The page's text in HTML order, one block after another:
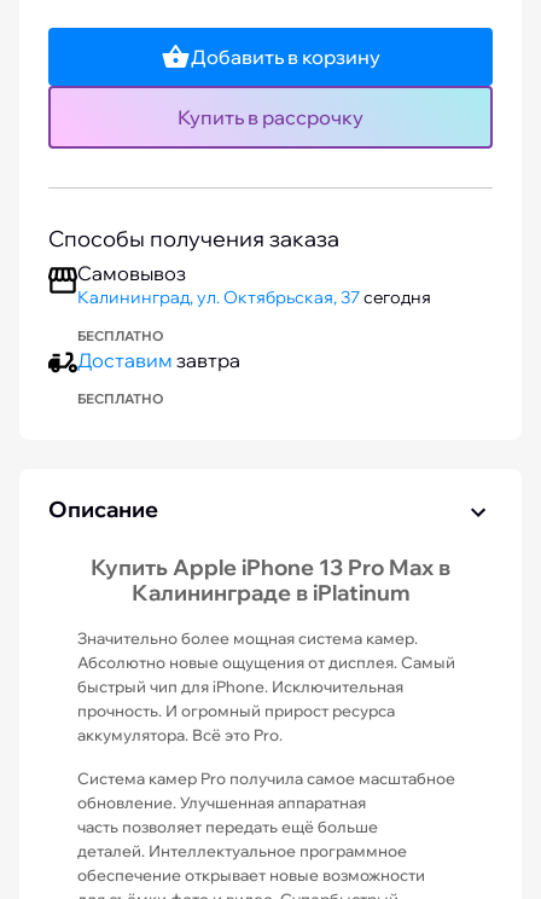
Добавить в корзину
Купить в рассрочку
Способы получения заказа
Самовывоз
Калининград, ул. Октябрьская, 37сегодня
БЕСПЛАТНО
Доставим завтра
БЕСПЛАТНО
Описание
Купить Apple iPhone 13 Pro Max в
Калининграде в iPlatinum
Значительно более мощная система камер.
Абсолютно новые ощущения от дисплея. Самый
быстрый чип для iPhone. Исключительная
прочность. И огромный прирост ресурса
аккумулятора. Всё это Pro.
Система камер Pro получила самое масштабное
обновление. Улучшенная аппаратная
часть позволяет передать ещё больше
деталей. Интеллектуальное программное
обеспечение открывает новые возможности